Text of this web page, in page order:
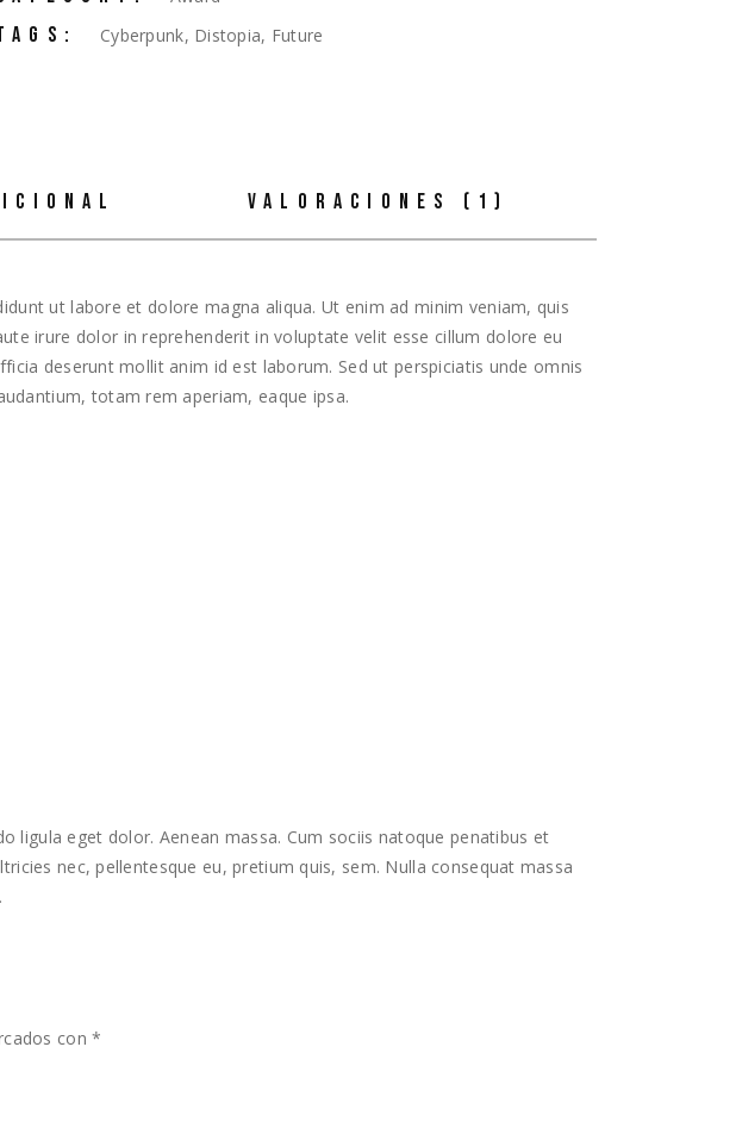
Cyberpunk, Distopia, Future
VALORACIONES (1)
ut labore et dolore magna aliqua. Ut enim ad minim veniam, quis
irure dolor in reprehenderit in voluptate velit esse cillum dolore eu
deserunt mollit anim id est laborum. Sed ut perspiciatis unde omnis
totam rem aperiam, eaque ipsa.
eget dolor. Aenean massa. Cum sociis natoque penatibus et
nec, pellentesque eu, pretium quis, sem. Nulla consequat massa
con*